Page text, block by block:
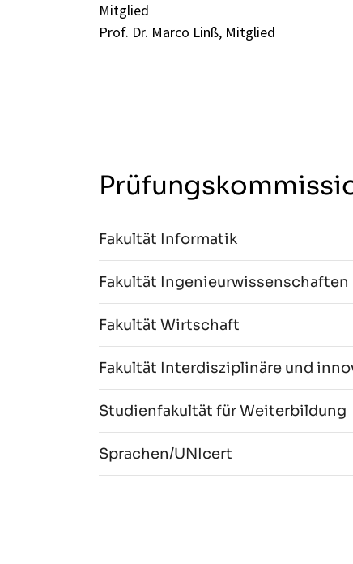
Mitglied
Prof. Dr. Marco Linß, Mitglied
Fakultät Informatik
Fakultät Ingenieurwissenschaften
Fakultät Wirtschaft
Fakultät Interdisziplinäre und
Studienfakultät für Weiterbildung
Sprachen/UNIcert